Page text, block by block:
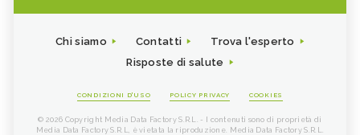
Chi siamo Contatti
Trova l'esperto
Risposte di salute
CONDIZIONI D'USO POLICY PRIVACY COOKIES
© 2026 Copyright Media Data Factory S.R.L. - I contenuti sono di proprietà di
Media Data Factory S.R.L, è vietata la riproduzione. Media Data Factory S.R.L.